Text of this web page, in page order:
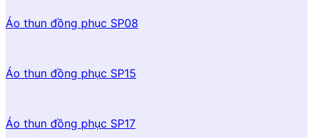
Áo thun đồng phục SP08
Áo thun đồng phục SP15
Áo thun đồng phục SP17